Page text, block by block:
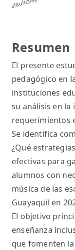
Resumen
El presente
pedagógico en
instituciones
su análisis en la
requerimientos
Se identifica
¿Qué
efectivas para
alumnos con
música de las
Guayaquil en
El objetivo
enseñanza
que fomenten